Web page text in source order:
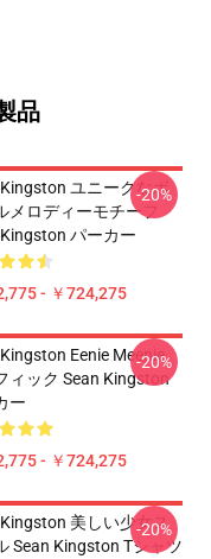
品
ユニークなボ
メロディーモチーフ
パーカー
- ￥724,275
-20%
Eenie Meenie
ィック Sean Kingston
ー
- ￥724,275
-20%
美しい少女ス
Sean Kingston Tシャツ
-20%